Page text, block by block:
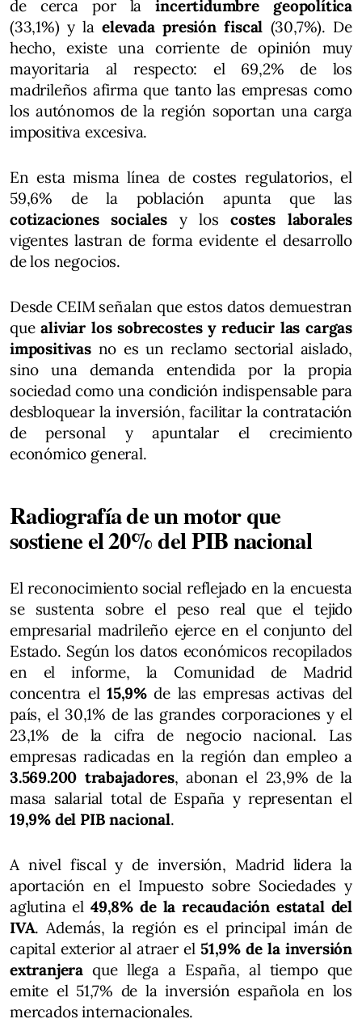
de cerca por la incertidumbre geopolítica
(33,1%) y laelevada presión fiscal (30,7%). De
hecho, existe una corriente de opinión muy
mayoritaria al respecto: el 69,2% de los
madrileños afirma que tanto las empresas como
los autónomos de la región soportan una carga
impositiva excesiva.
En esta misma línea de costes regulatorios, el
59,6% de la población apunta que las
cotizaciones socialesy loscostes laborales
vigentes lastran de forma evidente el desarrollo
de los negocios.
Desde CEIM señalan que estos datos demuestran
quealiviar los sobrecostes y reducir las cargas
impositivas no es un reclamo sectorial aislado,
sino una demanda entendida por la propia
sociedad como una condición indispensable para
desbloquear la inversión, facilitar la contratación
de personal y apuntalar el crecimiento
económico general.
Radiografía de un motor que
sostiene el 20% del PIB nacional
El reconocimiento social reflejado en la encuesta
se sustenta sobre el peso real que el tejido
empresarial madrileño ejerce en el conjunto del
Estado. Según los datos económicos recopilados
en el informe, la Comunidad de Madrid
concentra el 15,9%de las empresas activas del
país, el 30,1% de las grandes corporaciones y el
23,1% de la cifra de negocio nacional. Las
empresas radicadas en la región dan empleo a
3.569.200 trabajadores, abonan el 23,9% de la
masa salarial total de España y representan el
19,9% del PIB nacional.
A nivel fiscal y de inversión, Madrid lidera la
aportación en el Impuesto sobre Sociedades y
aglutina el 49,8% de la recaudación estatal del
IVA. Además, la región es el principal imán de
capital exterior al atraer el 51,9% de la inversión
extranjeraque llega a España, al tiempo que
emite el 51,7% de la inversión española en los
mercados internacionales.